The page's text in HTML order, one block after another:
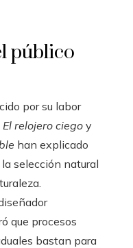
público
por su labor
El relojero ciego y
han explicado
selección natural
que procesos
bastan para